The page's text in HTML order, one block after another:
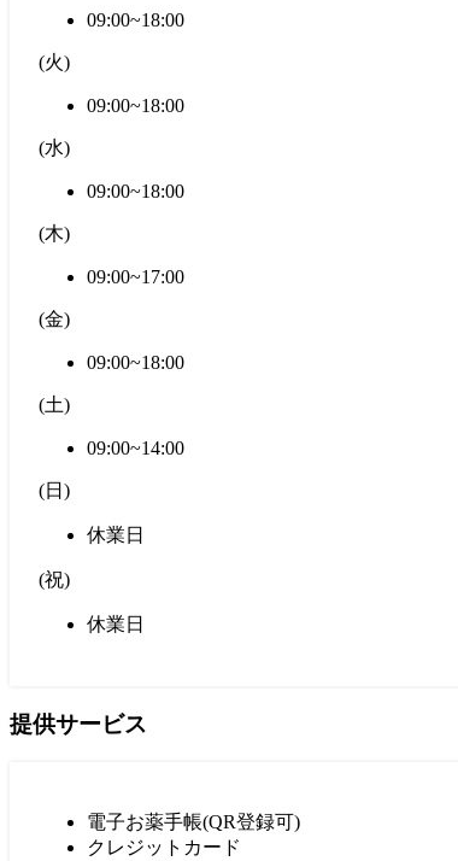
09:00~18:00
(火)
09:00~18:00
(水)
09:00~18:00
(木)
09:00~17:00
(金)
09:00~18:00
(土)
09:00~14:00
(日 )
休業日
(祝)
休業日
提供サービス
電子お薬手帳(QR登録可)
クレジットカード